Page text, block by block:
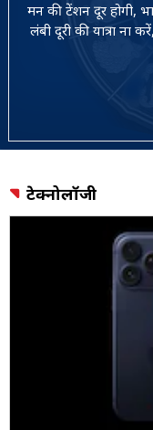
मन की टेंशन दूर होगी,
लंबी दूरी की यात्रा ना
टेक्नोलॉजी